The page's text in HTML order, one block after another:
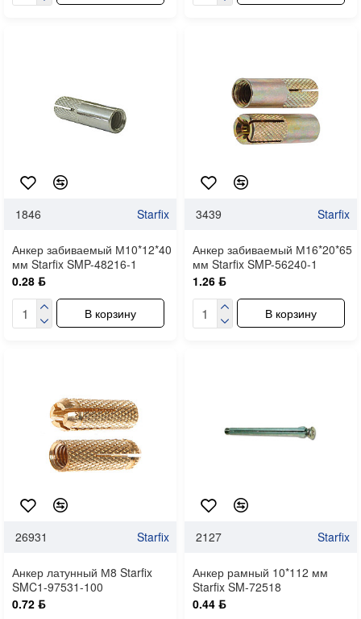
1846 Starfix
Анкер забиваемый М10*12*40
мм Starfix SMP-48216-1
0.28 ƃ
В корзину
3439 Starfix
Анкер забиваемый М16*20*65
мм Starfix SMP-56240-1
1.26 ƃ
В корзину
26931 Starfix
Анкер латунный М8 Starfix
SMC1-97531-100
0.72 ƃ
2127 Starfix
Анкер рамный 10*112 мм
Starfix SM-72518
0.44 ƃ